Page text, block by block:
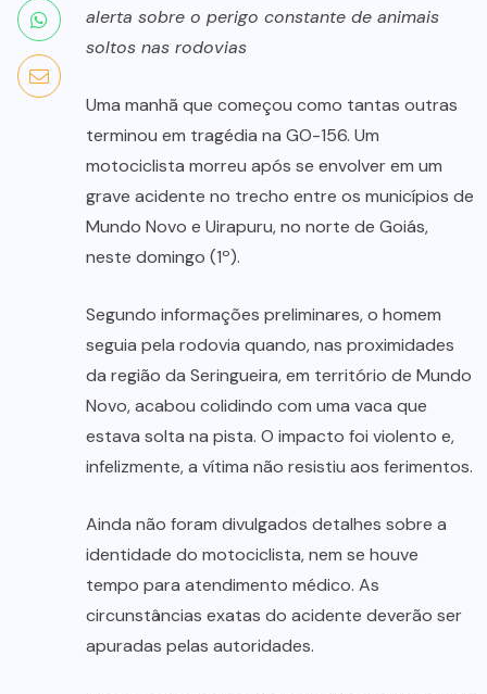
alerta sobre o perigo constante de animais
soltos nas rodovias
Uma manhã que começou como tantas outras
terminou em tragédia na GO-156. Um
motociclista morreu após se envolver em um
grave acidente no trecho entre os municípios de
Mundo Novo e Uirapuru, no norte de Goiás,
neste domingo (1º).
Segundo informações preliminares, o homem
seguia pela rodovia quando, nas proximidades
da região da Seringueira, em território de Mundo
Novo, acabou colidindo com uma vaca que
estava solta na pista. O impacto foi violento e,
infelizmente, a vítima não resistiu aos ferimentos.
Ainda não foram divulgados detalhes sobre a
identidade do motociclista, nem se houve
tempo para atendimento médico. As
circunstâncias exatas do acidente deverão ser
apuradas pelas autoridades.